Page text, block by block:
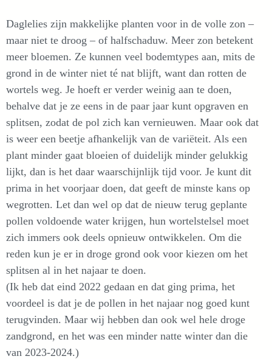
Daglelies zijn makkelijke planten voor in de volle zon –
maar niet te droog – of halfschaduw. Meer zon betekent
meer bloemen. Ze kunnen veel bodemtypes aan, mits de
grond in de winter niet té nat blijft, want dan rotten de
wortels weg. Je hoeft er verder weinig aan te doen,
behalve dat je ze eens in de paar jaar kunt opgraven en
splitsen, zodat de pol zich kan vernieuwen. Maar ook dat
is weer een beetje afhankelijk van de variëteit. Als een
plant minder gaat bloeien of duidelijk minder gelukkig
lijkt, dan is het daar waarschijnlijk tijd voor. Je kunt dit
prima in het voorjaar doen, dat geeft de minste kans op
wegrotten. Let dan wel op dat de nieuw terug geplante
pollen voldoende water krijgen, hun wortelstelsel moet
zich immers ook deels opnieuw ontwikkelen. Om die
reden kun je er in droge grond ook voor kiezen om het
splitsen al in het najaar te doen.
(Ik heb dat eind 2022 gedaan en dat ging prima, het
voordeel is dat je de pollen in het najaar nog goed kunt
terugvinden. Maar wij hebben dan ook wel hele droge
zandgrond, en het was een minder natte winter dan die
van 2023-2024.)